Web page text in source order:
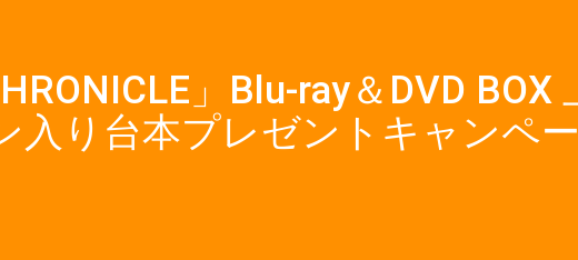
」Blu-ray＆DVD BOX
入り台本プレゼントキャンペ